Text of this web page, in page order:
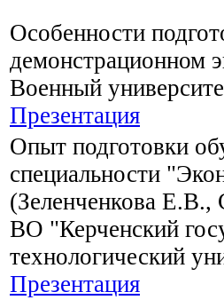
Особенности
демонстрационном
Военный
Презентация
Опыт подготовки
специальности
(Зеленченкова
ВО "Керченский
технологический
Презентация